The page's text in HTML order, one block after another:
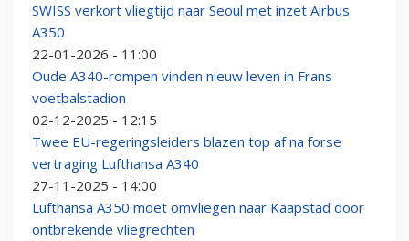
SWISS verkort vliegtijd naar Seoul met inzet Airbus
A350
22-01-2026 - 11:00
Oude A340-rompen vinden nieuw leven in Frans
voetbalstadion
02-12-2025 - 12:15
Twee EU-regeringsleiders blazen top af na forse
vertraging Lufthansa A340
27-11-2025 - 14:00
Lufthansa A350 moet omvliegen naar Kaapstad door
ontbrekende vliegrechten